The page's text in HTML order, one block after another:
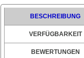
BESCHREIBUNG
VERFÜGBARKEIT
BEWERTUNGEN